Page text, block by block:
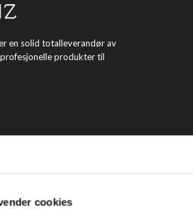
cookies
en solid totalleverandør av
produkter til